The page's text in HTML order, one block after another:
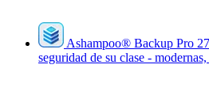
Ashampoo® Backup Pro 27
seguridad de su clase -